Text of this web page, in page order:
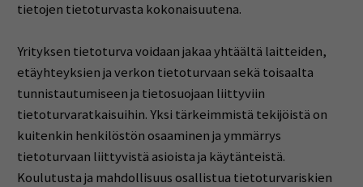
tietojen tietoturvasta kokonaisuutena.
Yrityksen tietoturva voidaan jakaa yhtäältä laitteiden,
etäyhteyksien ja verkon tietoturvaan sekä toisaalta
tunnistautumiseen ja tietosuojaan liittyviin
tietoturvaratkaisuihin. Yksi tärkeimmistä tekijöistä on
kuitenkin henkilöstön osaaminen ja ymmärrys
tietoturvaan liittyvistä asioista ja käytänteistä.
Koulutusta ja mahdollisuus osallistua tietoturvariskien